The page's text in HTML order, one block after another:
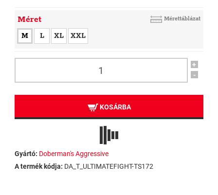
Méret Mérettáblázat
M L XL XXL
+
-
KOSÁRBA
Gyártó: Doberman's Aggressive
A termék kódja: DA_T_ULTIMATEFIGHT-TS172